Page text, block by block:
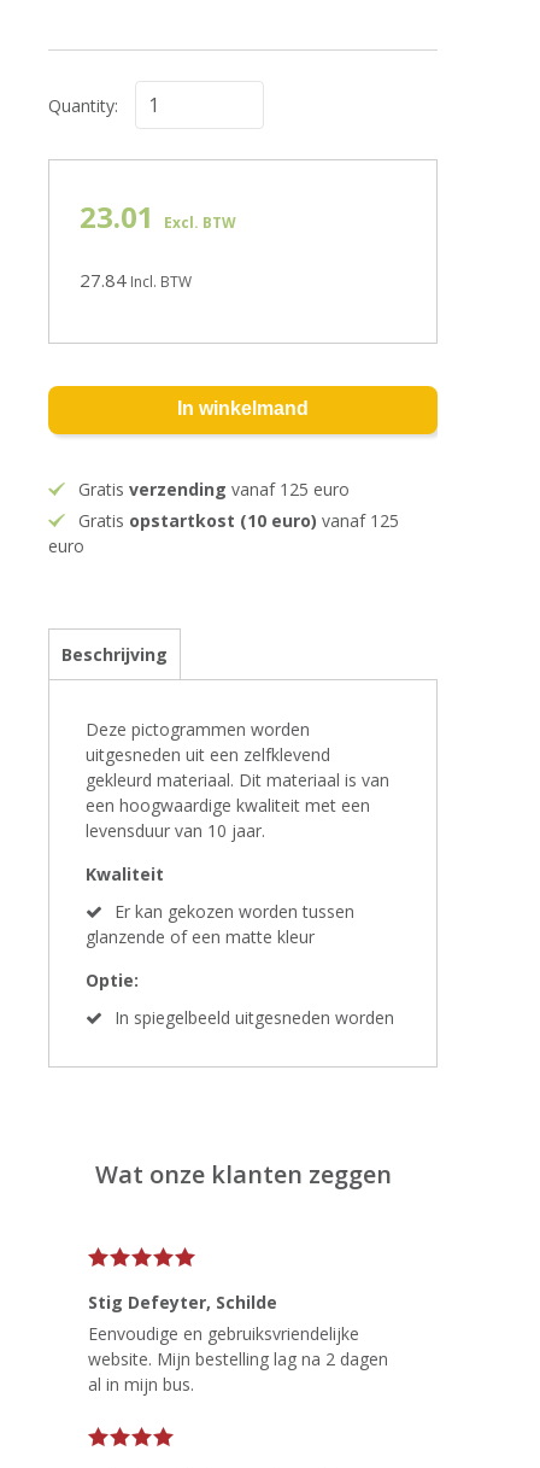
Quantity:
23.01 Excl. BTW
27.84 Incl. BTW
In winkelmand
Gratisverzending vanaf 125 euro
Gratis opstartkost (10 euro) vanaf 125
euro
Beschrijving
Deze pictogrammen worden
uitgesneden uit een zelfklevend
gekleurd materiaal. Dit materiaal is van
een hoogwaardige kwaliteit met een
levensduur van 10 jaar.
Kwaliteit
Er kan gekozen worden tussen
glanzende of een matte kleur
Optie:
In spiegelbeeld uitgesneden worden
Wat onze klanten zeggen
Stig Defeyter, Schilde
Eenvoudige en gebruiksvriendelijke
website. Mijn bestelling lag na 2 dagen
al in mijn bus.